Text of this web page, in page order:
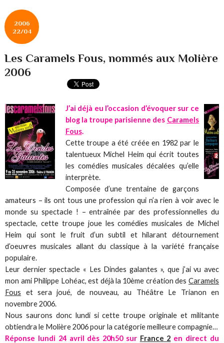
2006
22/04
Les Caramels Fous, nommés aux Molière
2006
J’ai déjà eu l’occasion d’évoquer sur ce
blog la troupe parisienne des Caramels
Fous.
Cette troupe a été créée en 1982 par le
talentueux Michel Heim qui écrit toutes
les comédies musicales décalées qu’elle
interprète.
Composée d’une trentaine de garçons
amateurs – ils ont tous une profession qui n’a rien à voir avec le
monde su spectacle ! – entraînée par des professionnelles du
spectacle, cette troupe joue les comédies musicales de Michel
Heim qui sont le fruit d’un subtil et hilarant détournement
d’oeuvres musicales allant du classique à la variété française
populaire.
Leur dernier spectacle « Les Dindes galantes », que j’ai vu avec
mon ami Philippe Lohéac, est déjà la 10ème création des Caramels
Fous et sera joué, de nouveau, au Théâtre Le Trianon en
novembre 2006.
Nous saurons donc lundi si cette troupe originale et militante
obtiendra le Molière 2006 pour la catégorie meilleure compagnie…
Réponse lundi 24 avril dès 20h50 sur France 2 en direct du